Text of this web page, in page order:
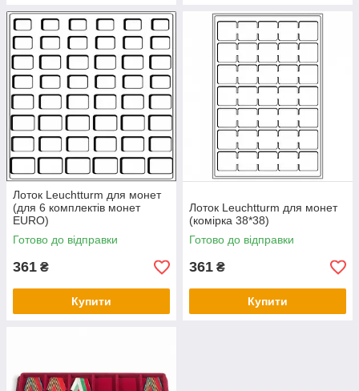
Лоток Leuchtturm для монет
(для 6 комплектів монет
EURO)
Готово до відправки
361 ₴
Купити
Лоток Leuchtturm для монет
(комірка 38*38)
Готово до відправки
361 ₴
Купити